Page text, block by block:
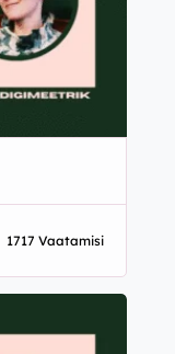
1717 Vaatamisi